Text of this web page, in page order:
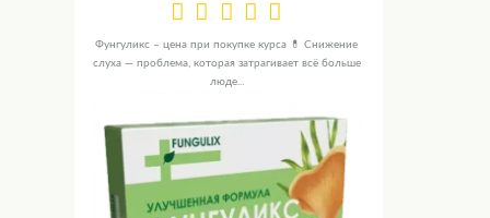
Фунгуликс – цена при покупке курса 💊 Снижение
слуха — проблема, которая затрагивает всё больше
люде...